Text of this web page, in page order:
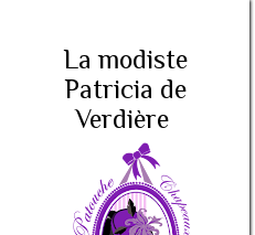
La modiste
Patricia de
Verdière